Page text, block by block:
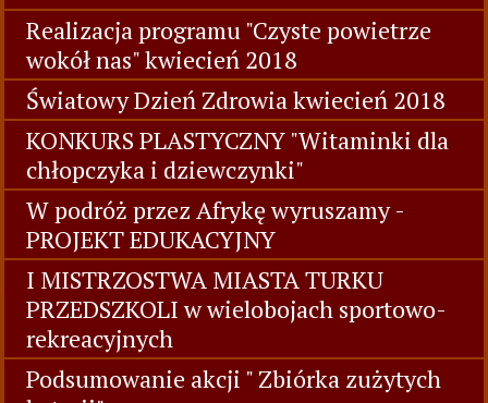
Realizacja programu "Czyste powietrze
wokół nas" kwiecień 2018
Światowy Dzień Zdrowia kwiecień 2018
KONKURS PLASTYCZNY "Witaminki dla
chłopczyka i dziewczynki"
W podróż przez Afrykę wyruszamy -
PROJEKT EDUKACYJNY
I MISTRZOSTWA MIASTA TURKU
PRZEDSZKOLI w wielobojach sportowo-
rekreacyjnych
Podsumowanie akcji " Zbiórka zużytych